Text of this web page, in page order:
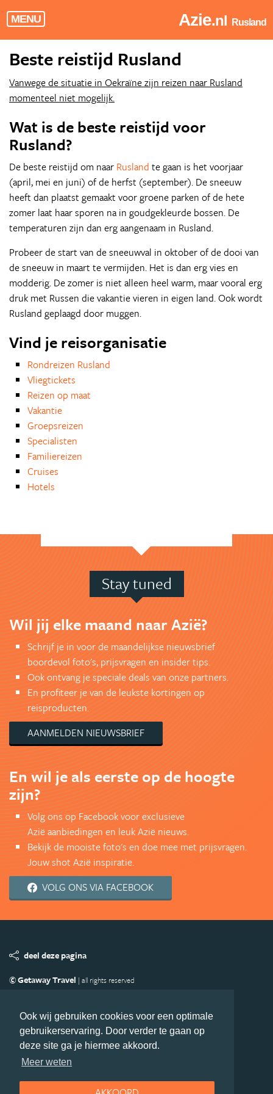
Ook wij gebruiken cookies voor een optimale
gebruikerservaring. Door verder te gaan op
deze site ga je hiermee akkoord.
Meer weten
MENU Azie.nl Rusland
Beste reistijd Rusland
Vanwege de situatie in Oekraïne zijn reizen naar Rusland
momenteel niet mogelijk.
Wat is de beste reistijd voor
Rusland?
De beste reistijd om naar Rusland te gaan is het voorjaar
(april, mei en juni) of de herfst (september). De sneeuw
heeft dan plaatst gemaakt voor groene parken of de hete
zomer laat haar sporen na in goudgekleurde bossen. De
temperaturen zijn dan erg aangenaam in Rusland.
Probeer de start van de sneeuwval in oktober of de dooi van
de sneeuw in maart te vermijden. Het is dan erg vies en
modderig. De zomer is niet alleen heel warm, maar vooral erg
druk met Russen die vakantie vieren in eigen land. Ook wordt
Rusland geplaagd door muggen.
Vind je reisorganisatie
Rondreizen Rusland
Vliegtickets
Reizen op maat
Vakantie
Groepsreizen
Specialisten
Familiereizen
Cruises
Hotels
Stay tuned
Wil jij elke maand naar Azië?
Schrijf je in voor de maandelijkse nieuwsbrief
boordevol foto's, prijsvragen en insider tips.
Ook ontvang je speciale deals van onze partners.
En profiteer je van de leukste kortingen op
reisproducten.
AANMELDEN NIEUWSBRIEF
En wil je als eerste op de hoogte
zijn?
Volg ons op Facebook voor exclusieve
Azië aanbiedingen en leuk Azië nieuws.
Bekijk de mooiste foto's en doe mee met prijsvragen.
Jouw shot Azië inspiratie.
VOLG ONS VIA FACEBOOK
deel deze pagina
© Getaway Travel | all rights reserved
Copyright
Privacy statement Disclaimer
Cookies
Volg Azie.nl
Nieuwsbrief
Facebook